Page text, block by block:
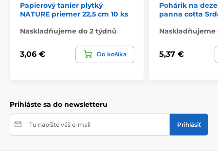
Papierový tanier plytký
NATURE priemer 22,5 cm 10 ks
Naskladňujeme do 2 týdnů
3,06 € Do košíka
Pohárik na
panna cotta
Naskladňujeme
5,37 €
Prihláste sa do newsletteru
Tu napíšte váš e-mail Prihlásiť